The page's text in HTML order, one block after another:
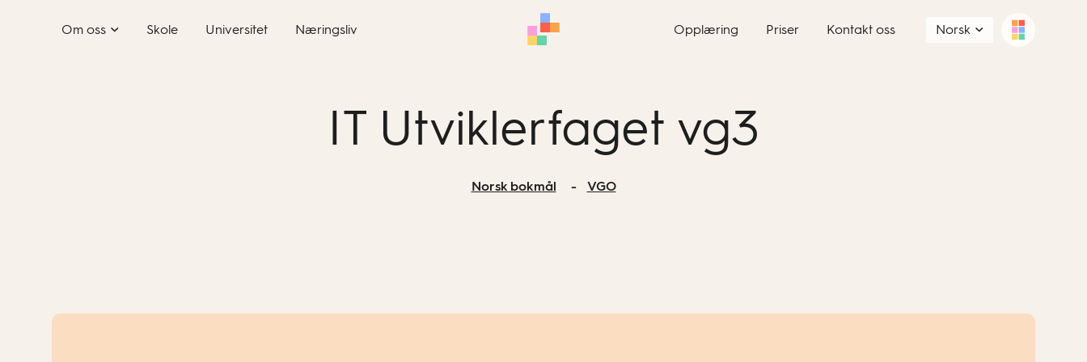
Om oss Skole Universitet Næringsliv Opplæring Priser Kontakt oss Norsk
IT Utviklerfaget vg3
Norsk bokmål VGO